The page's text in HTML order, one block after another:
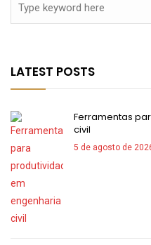
LATEST POSTS
Ferramentas
civil
5 de agosto de